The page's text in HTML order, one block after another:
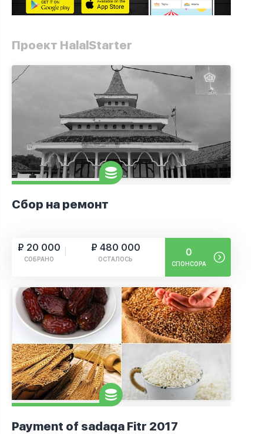
Проект HalalStarter
Сбор на ремонт
₽ 20 000
СОБРАНО
₽ 480 000
ОСТАЛОСЬ
0
СПОНСОРА
Payment of sadaqa Fitr 2017